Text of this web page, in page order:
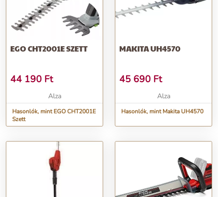
EGO CHT2001E SZETT
44 190 Ft
Alza
Hasonlók, mint EGO CHT2001E
Szett
MAKITA UH4570
45 690 Ft
Alza
Hasonlók, mint Makita UH4570